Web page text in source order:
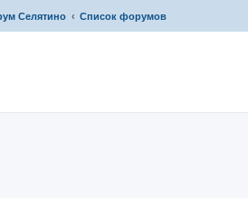
Селятино Список форумов